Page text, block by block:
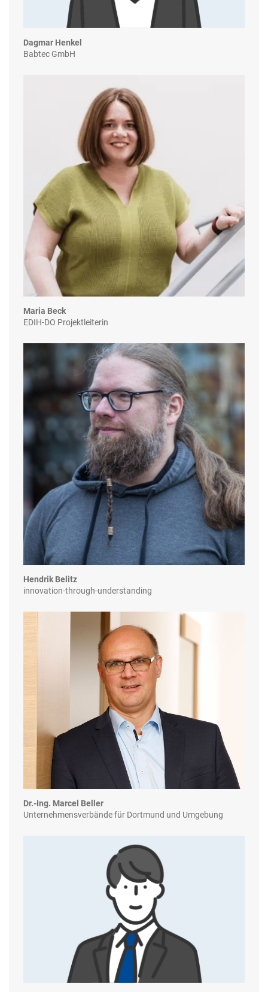
Dagmar Henkel
Babtec GmbH
Maria Beck
EDIH-DO Projektleiterin
Hendrik Belitz
innovation-through-understanding
Dr.-Ing. Marcel Beller
Unternehmensverbände für Dortmund und Umgebung